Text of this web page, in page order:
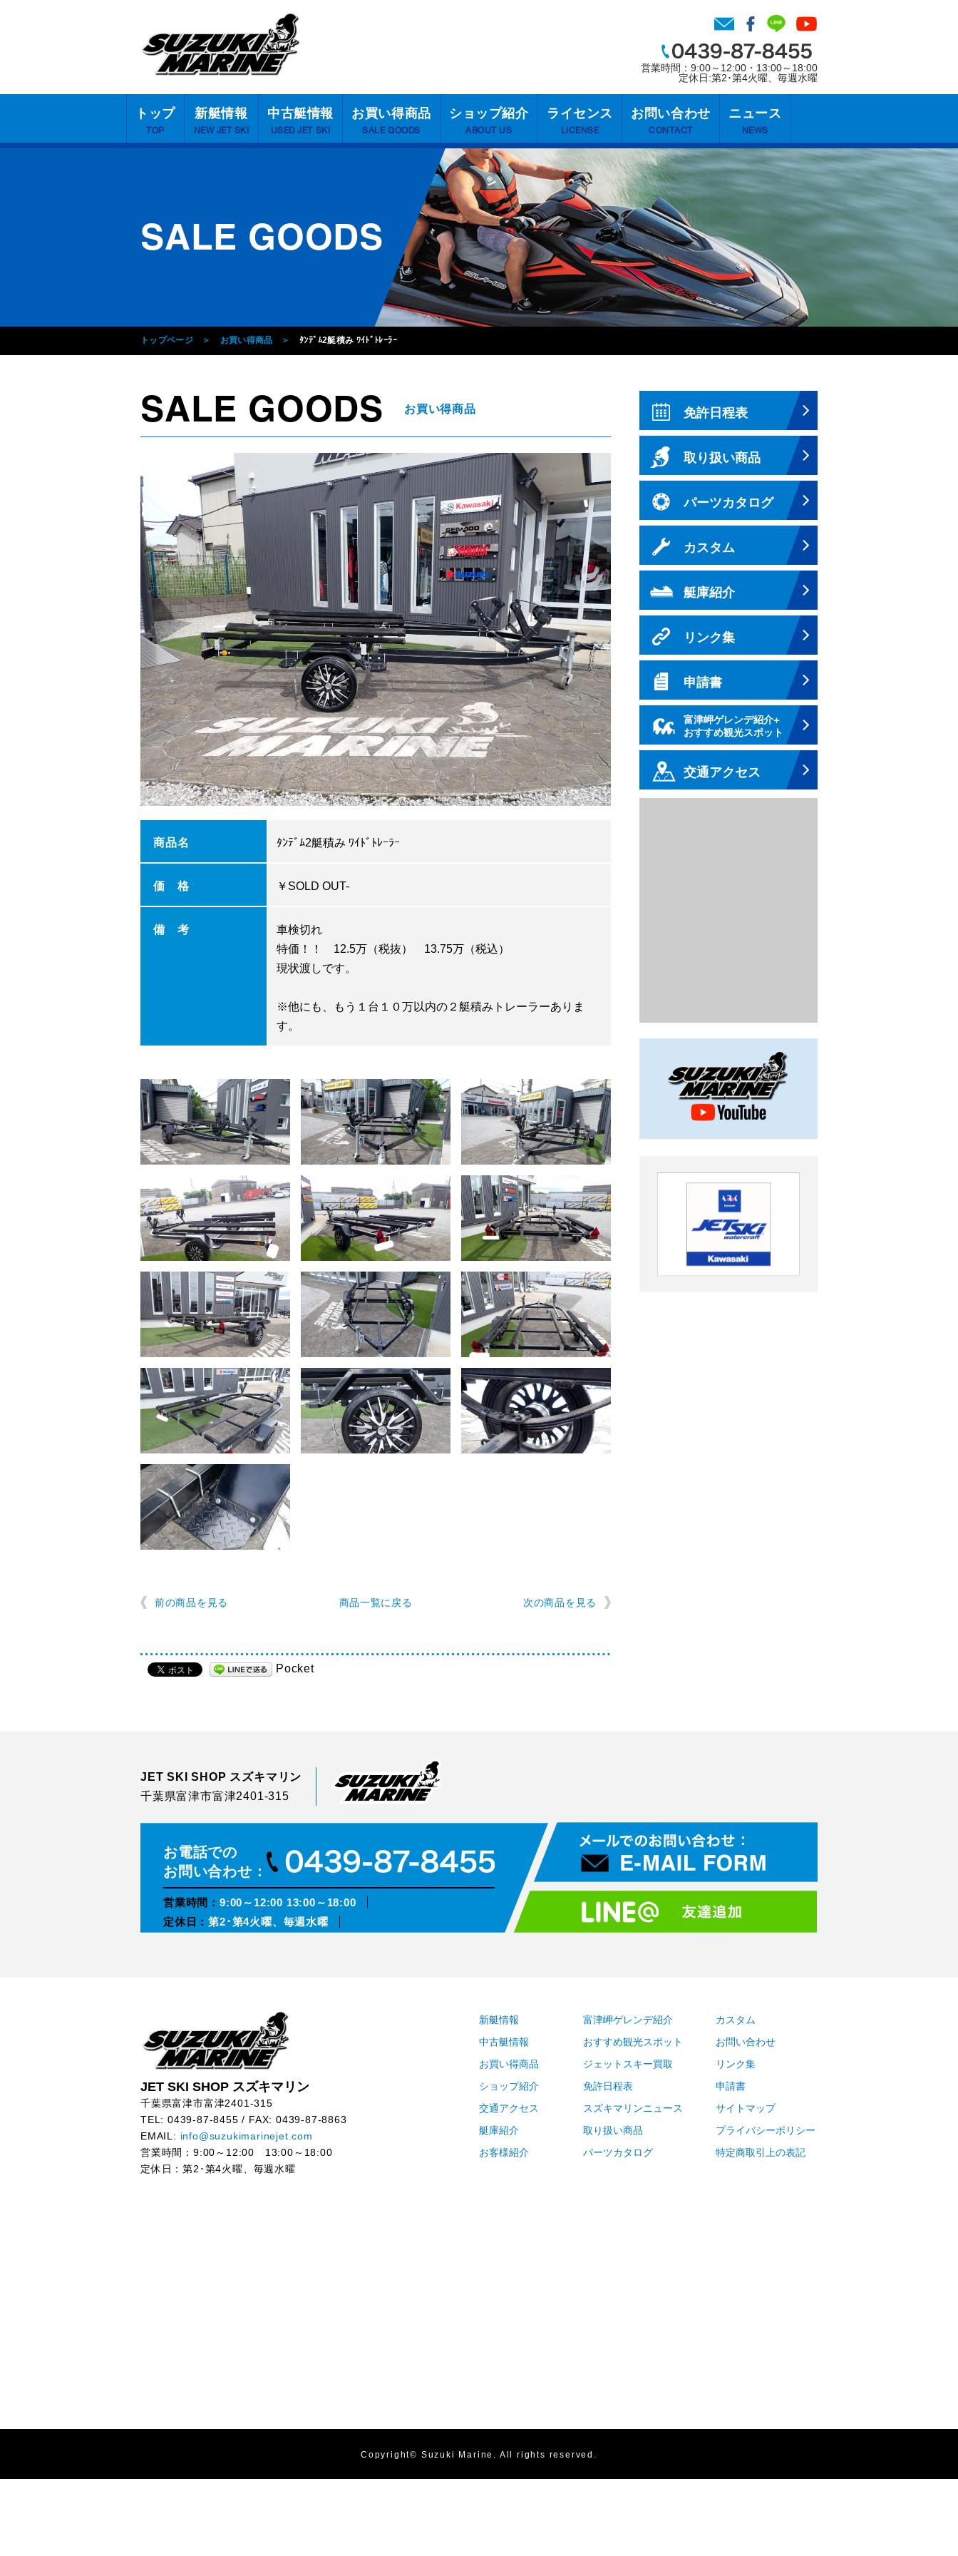
営業時間：9:00～12:00・13:00～18:00
定休日:第2･第4火曜、毎週水曜
トップ
TOP
新艇情報
NEW JET SKI
中古艇情報
USED JET SKI
お買い得商品
SALE GOODS
ショップ紹介
ABOUT US
ライセンス
LICENSE
お問い合わせ
CONTACT
ニュース
NEWS
SALE GOODS
トップページ お買い得商品 ﾀﾝﾃﾞﾑ2艇積み ﾜｲﾄﾞﾄﾚｰﾗｰ
SALE GOODS お買い得商品
商品名 ﾀﾝﾃﾞﾑ2艇積み ﾜｲﾄﾞﾄﾚｰﾗｰ
価 格 ￥SOLD OUT-
備 考
車検切れ
特価！！ 12.5万（税抜） 13.75万（税込）
現状渡しです。
※他にも、もう１台１０万以内の２艇積みトレーラーありま
す。
前の商品を見る 商品一覧に戻る 次の商品を見る
Pocket
免許日程表
取り扱い商品
パーツカタログ
カスタム
艇庫紹介
リンク集
申請書
富津岬ゲレンデ紹介+
おすすめ観光スポット
交通アクセス
JET SKI SHOP スズキマリン
千葉県富津市富津2401-315
お電話での
お問い合わせ：
営業時間： 9:00～12:00 13:00～18:00
定休日：第2･第4火曜、毎週水曜
JET SKI SHOP スズキマリン
千葉県富津市富津2401-315
TEL: 0439-87-8455 / FAX: 0439-87-8863
EMAIL: info@suzukimarinejet.com
営業時間：9:00～12:00 13:00～18:00
定休日：第2･第4火曜、毎週水曜
新艇情報
中古艇情報
お買い得商品
ショップ紹介
交通アクセス
艇庫紹介
お客様紹介
富津岬ゲレンデ紹介
おすすめ観光スポット
ジェットスキー買取
免許日程表
スズキマリンニュース
取り扱い商品
パーツカタログ
カスタム
お問い合わせ
リンク集
申請書
サイトマップ
プライバシーポリシー
特定商取引上の表記
Copyright© Suzuki Marine . All rights reserved.